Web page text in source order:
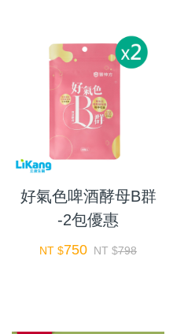
好氣色啤酒酵母B群
-2包優惠
NT $750 NT $798